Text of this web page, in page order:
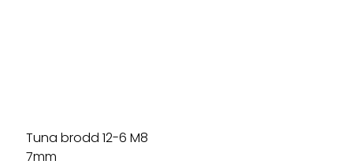
Tuna brodd 12-6 M8
7mm